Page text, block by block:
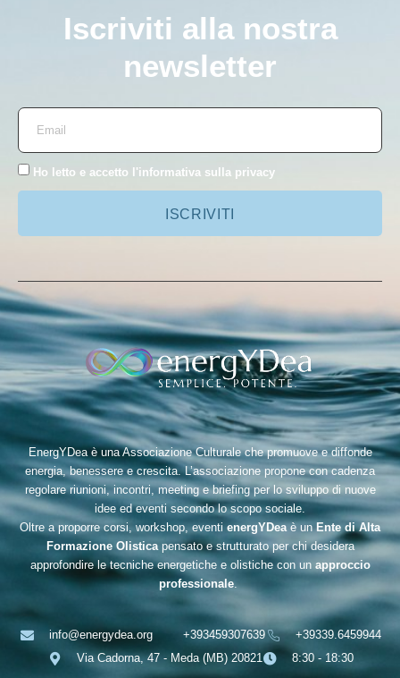
Iscriviti alla nostra
newsletter
Ho letto e accetto l'informativa sulla privacy
ISCRIVITI
EnergYDea è una Associazione Culturale che promuove e diffonde
energia, benessere e crescita. L’associazione propone con cadenza
regolare riunioni, incontri, meeting e briefing per lo sviluppo di nuove
idee ed eventi secondo lo scopo sociale.
Oltre a proporre corsi, workshop, eventi energYDeaè unEnte di Alta
Formazione Olistica pensato e strutturato per chi desidera
approfondire le tecniche energetiche e olistiche con un approccio
professionale.
info@energydea.org +393459307639
+39339.6459944
Via Cadorna, 47 - Meda (MB) 20821
8:30 - 18:30